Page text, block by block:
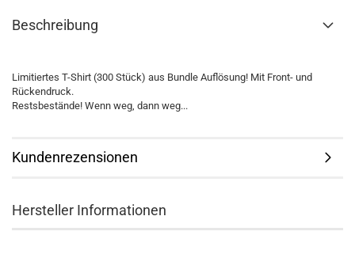
Beschreibung
Limitiertes T-Shirt (300 Stück) aus Bundle Auflösung! Mit Front- und
Rückendruck.
Restsbestände! Wenn weg, dann weg...
Kundenrezensionen
Hersteller Informationen